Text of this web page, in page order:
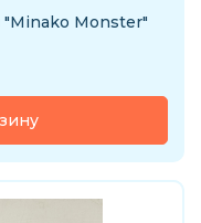
Monster"